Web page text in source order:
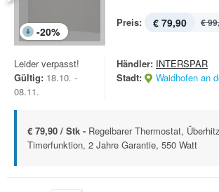
-20%
Preis: € 79,90 €
Leider verpasst!
Gültig: 18.10. -
08.11.
Händler: INTERSPAR
Stadt:
Waidhofen an
€ 79,90 / Stk - Regelbarer Thermostat,
Timerfunktion, 2 Jahre Garantie, 550 Watt